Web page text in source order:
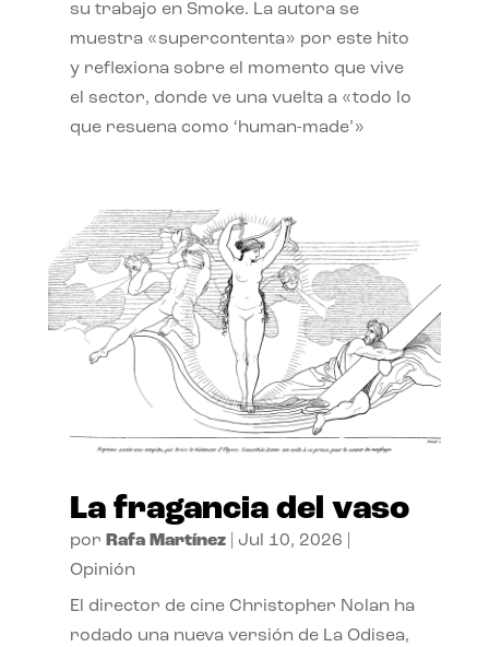
su trabajo en Smoke. La autora se
muestra «supercontenta» por este hito
y reflexiona sobre el momento que vive
el sector, donde ve una vuelta a «todo lo
que resuena como ‘human-made’»
La fragancia del vaso
por Rafa Martínez| Jul 10, 2026
Opinión
El director de cine Christopher Nolan ha
rodado una nueva versión de La Odisea,